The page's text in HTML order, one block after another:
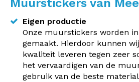
Muurstickers van
Eigen productie
Onze muurstickers worden
gemaakt. Hierdoor kunnen
kwaliteit leveren tegen zeer
het vervaardigen van de
gebruik van de beste